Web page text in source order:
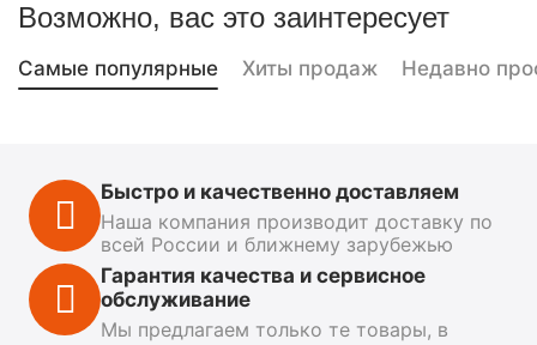
Возможно, вас это заинтересует
Самые популярные Хиты продаж Недавно
Быстро и качественно доставляем
Наша компания производит доставку по
всей России и ближнему зарубежью
Гарантия качества и сервисное
обслуживание
Мы предлагаем только те товары, в